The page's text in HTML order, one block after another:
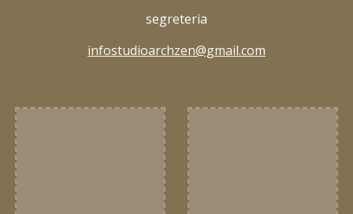
segreteria
infostudioarchzen@gmail.com